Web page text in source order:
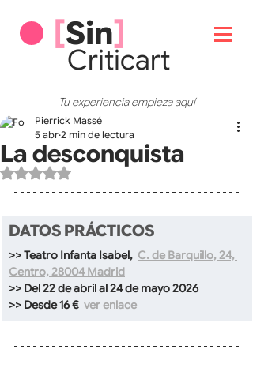
[Sin]
Criticart
Tu experiencia empieza aquí
La desconquista
Pierrick Massé
5 abr 2 min de lectura
Obtuvo NaN de 5 estrellas.
DATOS PRÁCTICOS
>> Teatro Infanta Isabel, C. de Barquillo, 24,
Centro, 28004 Madrid
>> Del 22 de abril al 24 de mayo 2026
>> Desde 16 € ver enlace